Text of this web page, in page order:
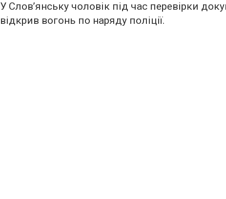
У Слов’янську чоловік під час перевірки
відкрив вогонь по наряду поліції.